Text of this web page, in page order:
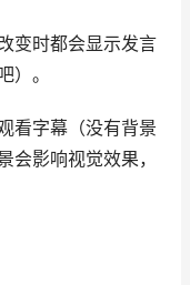
变时都会显示发言
）。
看字幕（没有背景
会影响视觉效果，